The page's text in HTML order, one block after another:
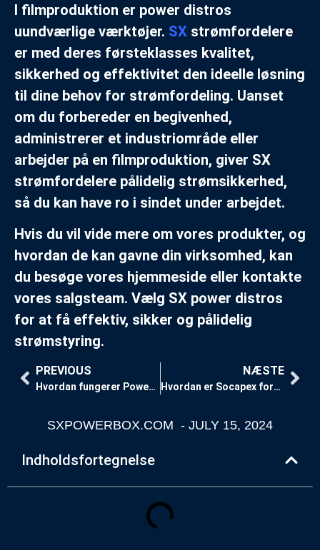
I filmproduktion er power distros
uundværlige værktøjer. SX strømfordelere
er med deres førsteklasses kvalitet,
sikkerhed og effektivitet den ideelle løsning
til dine behov for strømfordeling. Uanset
om du forbereder en begivenhed,
administrerer et industriområde eller
arbejder på en filmproduktion, giver SX
strømfordelere pålidelig strømsikkerhed,
så du kan have ro i sindet under arbejdet.
Hvis du vil vide mere om vores produkter, og
hvordan de kan gavne din virksomhed, kan
du besøge vores hjemmeside eller kontakte
vores salgsteam. Vælg SX power distros
for at få effektiv, sikker og pålidelig
strømstyring.
PREVIOUS
Hvordan fungerer Power Distros?
NÆSTE
Hvordan er Socapex forbundet?
SXPOWERBOX.COM - JULY 15, 2024
Indholdsfortegnelse